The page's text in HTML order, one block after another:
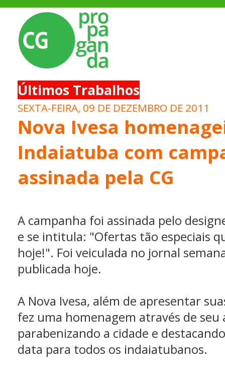
Últimos Trabalhos
SEXTA-FEIRA, 09 DE DEZEMBRO DE 2011
Nova Ivesa
Indaiatuba com
assinada pela CG
A campanha foi assinada pelo
e se intitula: "Ofertas tão especiais
hoje!". Foi veiculada no jornal
publicada hoje.
A Nova Ivesa, além de apresentar
fez uma homenagem através de seu
parabenizando a cidade e
data para todos os indaiatubanos.